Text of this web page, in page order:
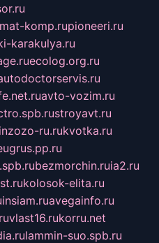
komp.rupioneeri.ru
karakulya.ru
ecolog.org.ru
avto-vozim.ru
stroyavt.ru
ru.rukvotka.ru
bezmorchin.ruia2.ru
kolosok-elita.ru
insiam.ruavegainfo.ru
vlast16.rukorru.net
lammin-suo.spb.ru